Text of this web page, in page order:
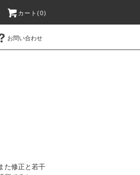
カート(0)
お問い合わせ
た修正と若干